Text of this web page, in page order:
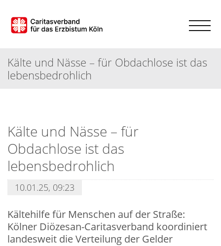
Kälte und Nässe – für Obdachlose ist das
lebensbedrohlich
Kälte und Nässe – für
Obdachlose ist das
lebensbedrohlich
10.01.25, 09:23
Kältehilfe für Menschen auf der Straße:
Kölner Diözesan-Caritasverband koordiniert
landesweit die Verteilung der Gelder